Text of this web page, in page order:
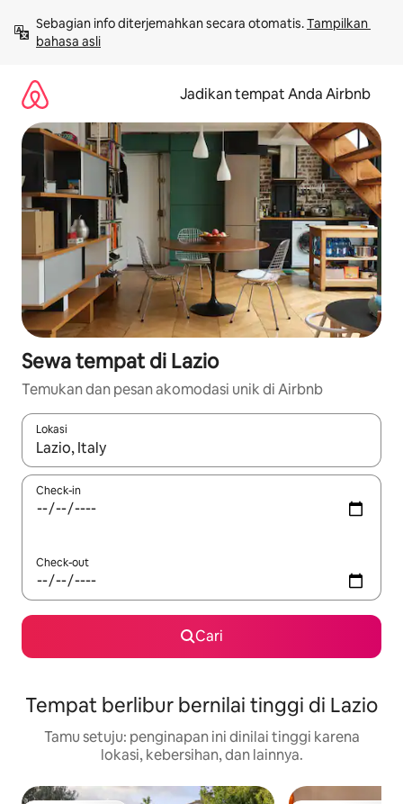
langsung
lihat
Sebagian info diterjemahkan secara otomatis. Tampilkan
bahasa asli
Jadikan tempat Anda Airbnb
Sewa tempat di Lazio
Temukan dan pesan akomodasi unik di Airbnb
Lokasi
Jika hasil yang dicari tersedia, telusuri dengan tombol panah
Check-in
Check-out
Cari
Tempat berlibur bernilai tinggi di Lazio
Tamu setuju: penginapan ini dinilai tinggi karena
lokasi, kebersihan, dan lainnya.